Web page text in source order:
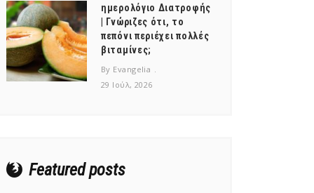
ημερολόγιο Διατροφής
| Γνώριζες ότι, το
πεπόνι περιέχει πολλές
βιταμίνες;
By Evangelia
29 Ιούλ, 2026
Featured posts